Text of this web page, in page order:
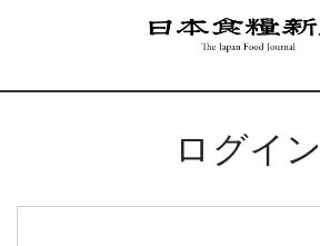
ログイン